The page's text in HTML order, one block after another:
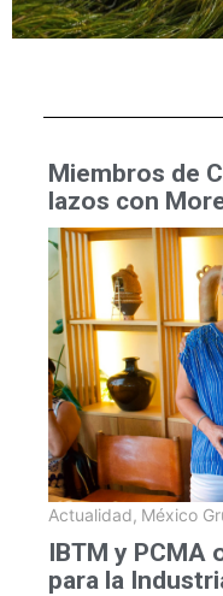
Miembros de
lazos con
Actualidad, México
IBTM y PCMA
para la